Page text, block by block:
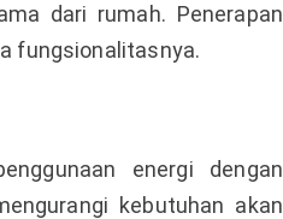
dari rumah. Penerapan
fungsionalitasnya.
energi dengan
kebutuhan akan